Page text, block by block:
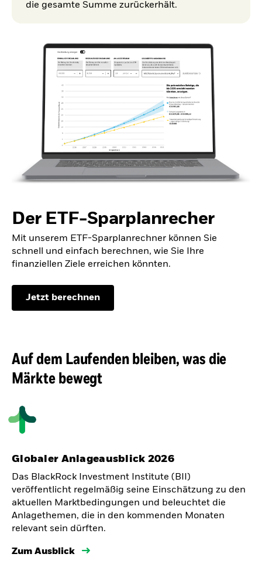
die gesamte Summe zurückerhält.
Der ETF-Sparplanrecher
Mit unserem ETF-Sparplanrechner können Sie
schnell und einfach berechnen, wie Sie Ihre
finanziellen Ziele erreichen könnten.
Jetzt berechnen
Auf dem Laufenden bleiben, was die
Märkte bewegt
Globaler Anlageausblick 2026
Das BlackRock Investment Institute (BII)
veröffentlicht regelmäßig seine Einschätzung zu den
aktuellen Marktbedingungen und beleuchtet die
Anlagethemen, die in den kommenden Monaten
relevant sein dürften.
Zum Ausblick